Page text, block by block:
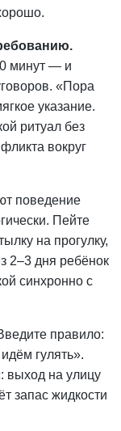
минут — и
«Пора
указание.
ритуал без
вокруг
поведение
Пейте
на прогулку,
2–3 дня ребёнок
синхронно с
правило:
гулять».
выход на улицу
запас жидкости